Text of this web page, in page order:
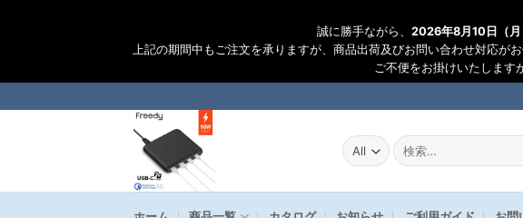
誠に勝手ながら、 2026年8月10日（月
上記の期間中もご注文を承りますが、商品出荷及びお問い合わせ対応が
ご不便をお掛けいたします
to
検
索
果: